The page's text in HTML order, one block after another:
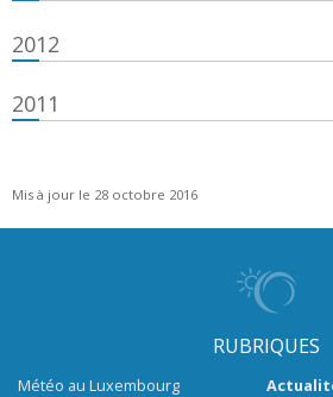
2012
2011
Mis à jour le 28 octobre 2016
RUBRIQUES
Météo au Luxembourg